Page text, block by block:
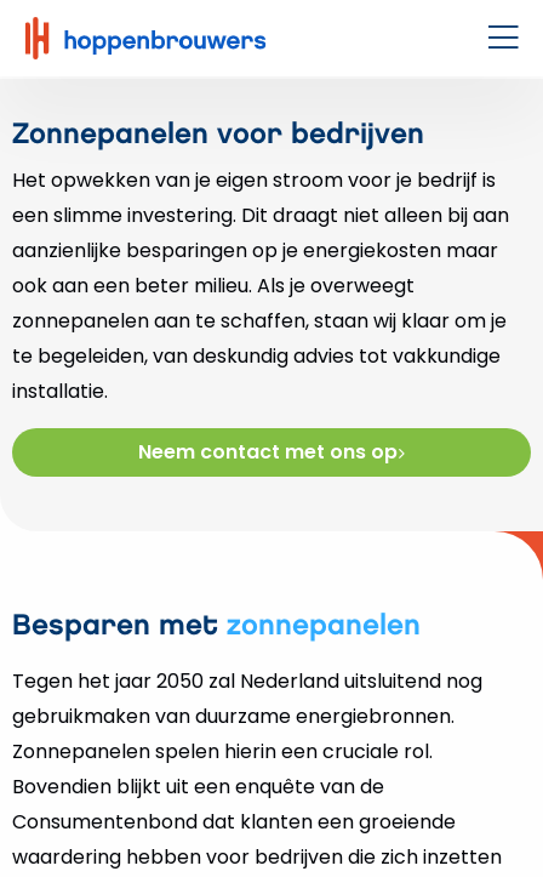
Hoppenbrouwers
|
techniek
leeft
Zonnepanelen voor bedrijven
Het opwekken van je eigen stroom voor je bedrijf is
een slimme investering. Dit draagt niet alleen bij aan
aanzienlijke besparingen op je energiekosten maar
ook aan een beter milieu. Als je overweegt
zonnepanelen aan te schaffen, staan wij klaar om je
te begeleiden, van deskundig advies tot vakkundige
installatie.
Neem contact met ons op
Besparen met zonnepanelen
Tegen het jaar 2050 zal Nederland uitsluitend nog
gebruikmaken van duurzame energiebronnen.
Zonnepanelen spelen hierin een cruciale rol.
Bovendien blijkt uit een enquête van de
Consumentenbond dat klanten een groeiende
waardering hebben voor bedrijven die zich inzetten